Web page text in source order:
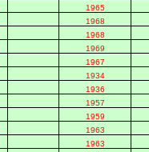
1965
1968
1968
1969
1967
1934
1936
1957
1959
1963
1963